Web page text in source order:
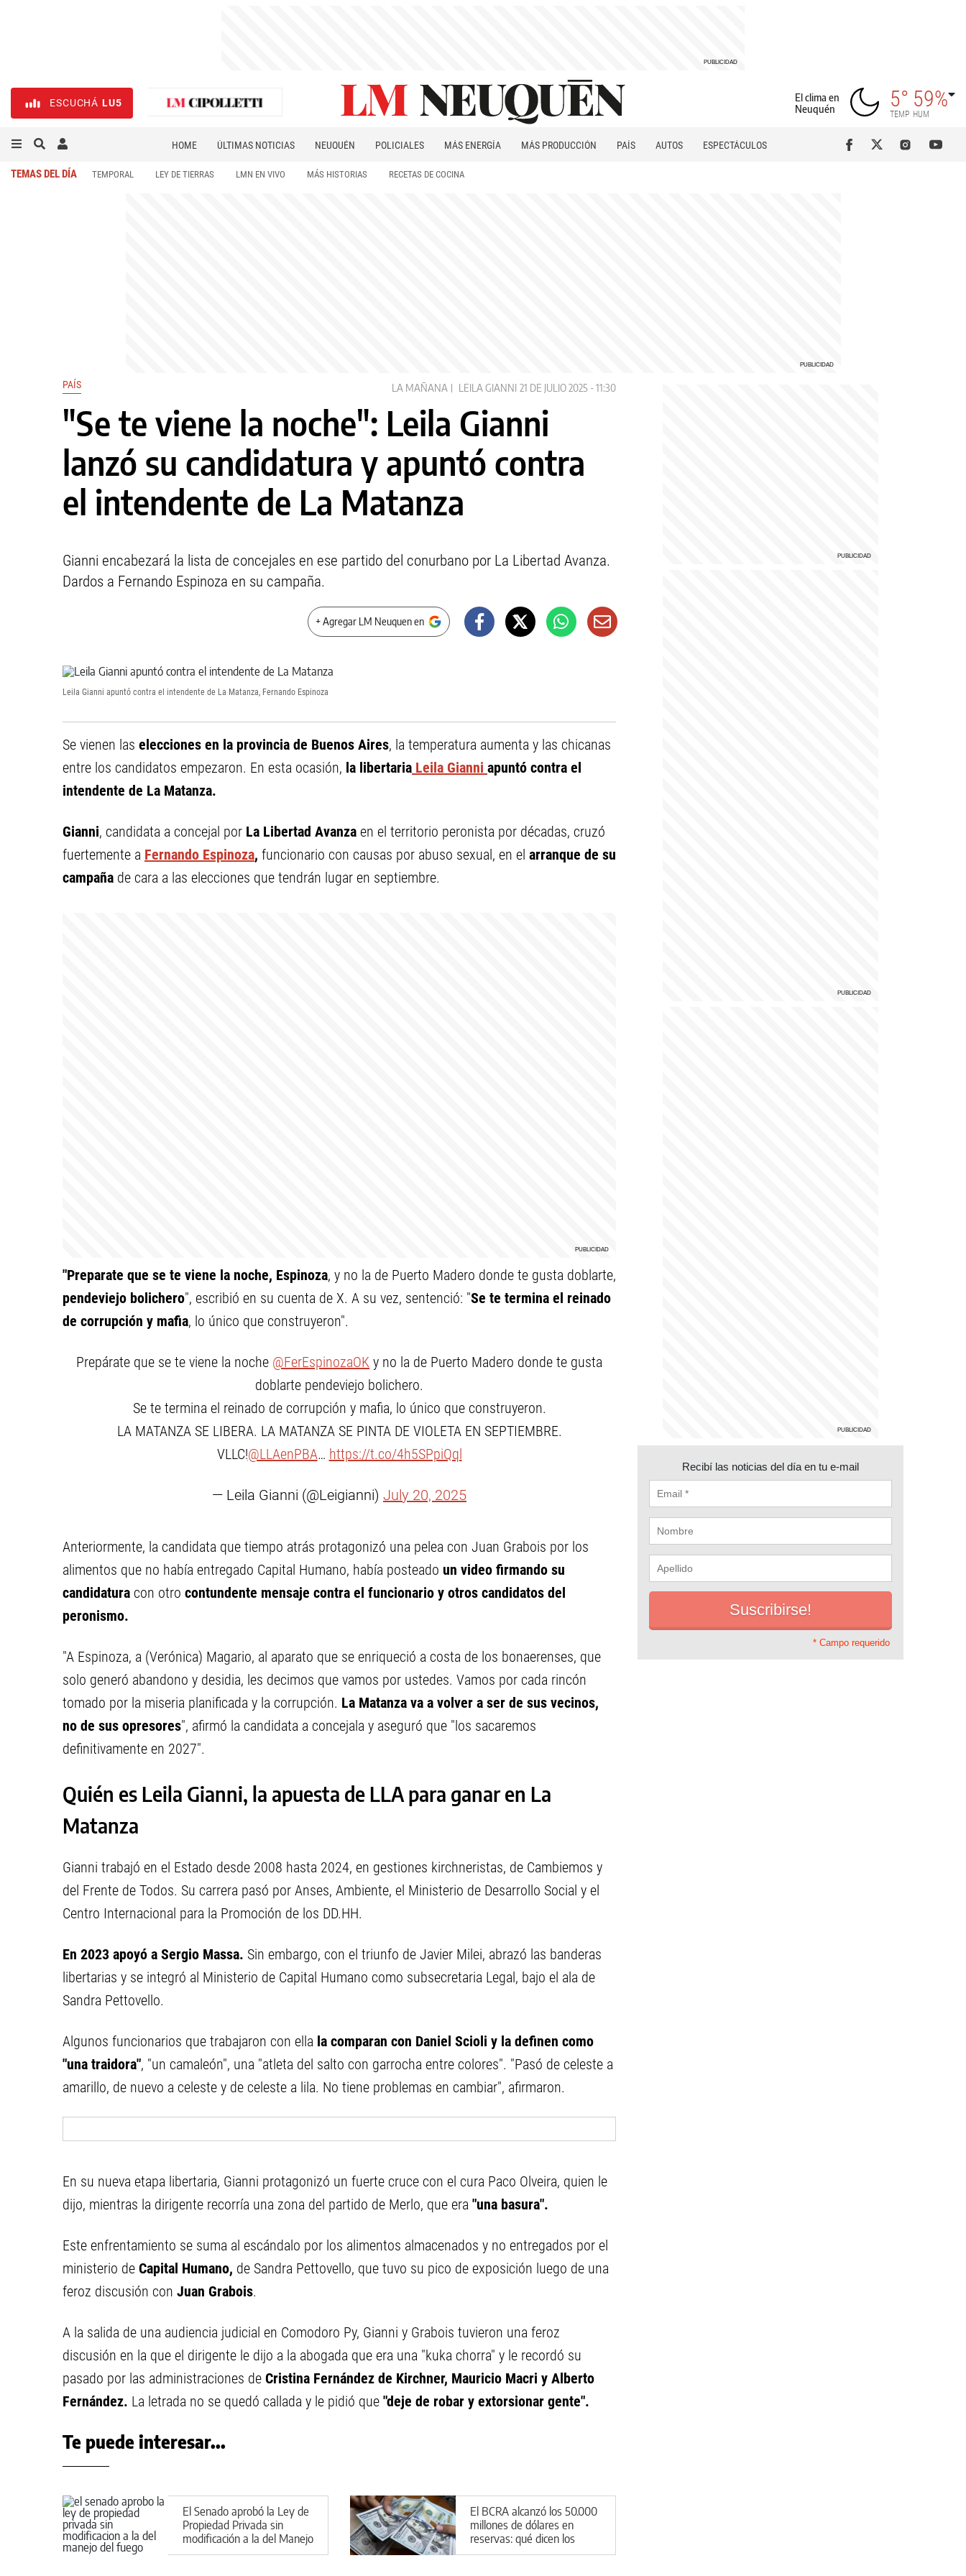
ESCUCHÁ LU5
El clima en
Neuquén
5°
TEMP
59%
HUM
HOME ÚLTIMAS NOTICIAS NEUQUÉN POLICIALES MÁS ENERGÍA MÁS PRODUCCIÓN PAÍS AUTOS
ESPECTÁCULOS
TEMAS DEL DÍA TEMPORAL LEY DE TIERRAS LMN EN VIVO MÁS HISTORIAS RECETAS DE COCINA
PAÍS LA MAÑANA LEILA GIANNI 21 DE JULIO 2025 - 11:30
"Se te viene la noche": Leila Gianni
lanzó su candidatura y apuntó contra
el intendente de La Matanza
Gianni encabezará la lista de concejales en ese partido del conurbano por La Libertad Avanza.
Dardos a Fernando Espinoza en su campaña.
+ Agregar LM Neuquen en
Leila Gianni apuntó contra el intendente de La Matanza, Fernando Espinoza
Se vienen las elecciones en la provincia de Buenos Aires, la temperatura aumenta y las chicanas
entre los candidatos empezaron. En esta ocasión, la libertaria Leila Gianni apuntó contra el
intendente de La Matanza.
Gianni, candidata a concejal por La Libertad Avanza en el territorio peronista por décadas, cruzó
fuertemente a Fernando Espinoza, funcionario con causas por abuso sexual, en el arranque de su
campaña de cara a las elecciones que tendrán lugar en septiembre.
"Preparate que se te viene la noche, Espinoza, y no la de Puerto Madero donde te gusta doblarte,
pendeviejo bolichero", escribió en su cuenta de X. A su vez, sentenció: "Se te termina el reinado
de corrupción y mafia, lo único que construyeron".
Prepárate que se te viene la noche @FerEspinozaOK y no la de Puerto Madero donde te gusta
doblarte pendeviejo bolichero.
Se te termina el reinado de corrupción y mafia, lo único que construyeron.
LA MATANZA SE LIBERA. LA MATANZA SE PINTA DE VIOLETA EN SEPTIEMBRE.
VLLC!@LLAenPBA… https://t.co/4h5SPpiQql
— Leila Gianni (@Leigianni) July 20, 2025
Anteriormente, la candidata que tiempo atrás protagonizó una pelea con Juan Grabois por los
alimentos que no había entregado Capital Humano, había posteado un video firmando su
candidatura con otro contundente mensaje contra el funcionario y otros candidatos del
peronismo.
"A Espinoza, a (Verónica) Magario, al aparato que se enriqueció a costa de los bonaerenses, que
solo generó abandono y desidia, les decimos que vamos por ustedes. Vamos por cada rincón
tomado por la miseria planificada y la corrupción. La Matanza va a volver a ser de sus vecinos,
no de sus opresores", afirmó la candidata a concejala y aseguró que "los sacaremos
definitivamente en 2027".
Quién es Leila Gianni, la apuesta de LLA para ganar en La
Matanza
Gianni trabajó en el Estado desde 2008 hasta 2024, en gestiones kirchneristas, de Cambiemos y
del Frente de Todos. Su carrera pasó por Anses, Ambiente, el Ministerio de Desarrollo Social y el
Centro Internacional para la Promoción de los DD.HH.
En 2023 apoyó a Sergio Massa. Sin embargo, con el triunfo de Javier Milei, abrazó las banderas
libertarias y se integró al Ministerio de Capital Humano como subsecretaria Legal, bajo el ala de
Sandra Pettovello.
Algunos funcionarios que trabajaron con ella la comparan con Daniel Scioli y la definen como
"una traidora", "un camaleón", una "atleta del salto con garrocha entre colores". "Pasó de celeste a
amarillo, de nuevo a celeste y de celeste a lila. No tiene problemas en cambiar", afirmaron.
En su nueva etapa libertaria, Gianni protagonizó un fuerte cruce con el cura Paco Olveira, quien le
dijo, mientras la dirigente recorría una zona del partido de Merlo, que era "una basura".
Este enfrentamiento se suma al escándalo por los alimentos almacenados y no entregados por el
ministerio de Capital Humano, de Sandra Pettovello, que tuvo su pico de exposición luego de una
feroz discusión con Juan Grabois.
A la salida de una audiencia judicial en Comodoro Py, Gianni y Grabois tuvieron una feroz
discusión en la que el dirigente le dijo a la abogada que era una "kuka chorra" y le recordó su
pasado por las administraciones de Cristina Fernández de Kirchner, Mauricio Macri y Alberto
Fernández. La letrada no se quedó callada y le pidió que "deje de robar y extorsionar gente".
Te puede interesar...
El Senado aprobó la Ley de
Propiedad Privada sin
modificación a la del Manejo
del Fuego
El BCRA alcanzó los 50.000
millones de dólares en
reservas: qué dicen los
expertos
Recibí las noticias del día en tu e-mail
* Campo requerido